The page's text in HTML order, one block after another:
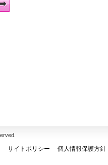
サイトポリシー
個人情報保護方針